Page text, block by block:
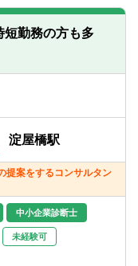
業績管理制度構築・
ト
果創出にコミットす
っております。
サルタントのグリッ
最良の相談相手」と
時に必ず最初に相談
できる」仕事です。
勤務の方も多
淀屋橋駅
提案をするコンサルタン
中小企業診断士
未経験可